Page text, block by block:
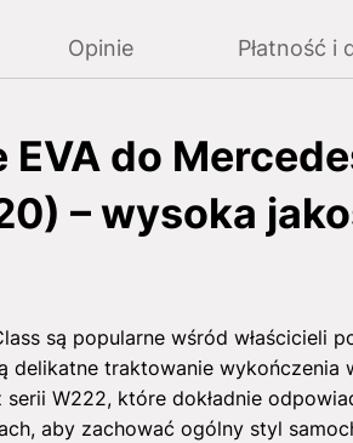
Opinie Płatność i
do
– wysoka
są popularne wśród właścicieli
traktowanie wykończenia
W222, które dokładnie
aby zachować ogólny styl